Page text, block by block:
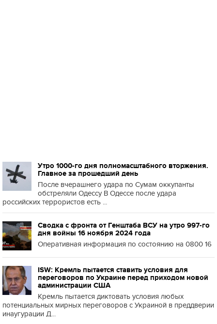
Утро 1000-го дня полномасштабного вторжения.
Главное за прошедший день
После вчерашнего удара по Сумам оккупанты
обстреляли Одессу В Одессе после удара
российских террористов есть ...
Сводка с фронта от Генштаба ВСУ на утро 997-го
дня войны 16 ноября 2024 года
Оперативная информация по состоянию на 0800 16
ISW: Кремль пытается ставить условия для
переговоров по Украине перед приходом новой
администрации США
Кремль пытается диктовать условия любых
потенциальных мирных переговоров с Украиной в преддверии
инаугурации Д...